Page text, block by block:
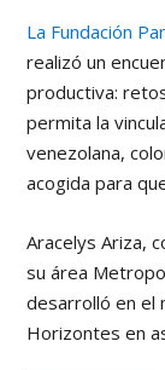
La Fundación
realizó un
productiva:
permita la
venezolana,
acogida para
Aracelys Ariza,
su área
desarrolló en el
Horizontes en